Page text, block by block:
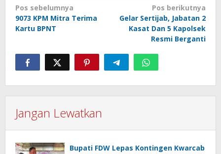
Navigasi
pos
Pos sebelumnya
9073 KPM Mitra Terima
Kartu BPNT
Pos berikutnya
Gelar Sertijab, Jabatan 2
Kasat Dan 5 Kapolsek
Resmi Berganti
Jangan Lewatkan
Bupati FDW Lepas Kontingen Kwarcab